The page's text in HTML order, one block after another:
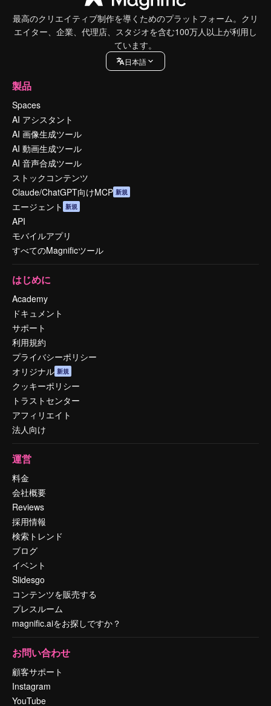
最高のクリエイティブ制作を導くためのプラットフォーム。クリ
エイター、企業、代理店、スタジオを含む100万人以上が利用し
ています。
日本語
製品
Spaces
AI アシスタント
AI 画像生成ツール
AI 動画生成ツール
AI 音声合成ツール
ストックコンテンツ
Claude/ChatGPT向けMCP 新規
エージェント 新規
API
モバイルアプリ
すべてのMagnificツール
はじめに
Academy
ドキュメント
サポート
利用規約
プライバシーポリシー
オリジナル 新規
クッキーポリシー
トラストセンター
アフィリエイト
法人向け
運営
料金
会社概要
Reviews
採用情報
検索トレンド
ブログ
イベント
Slidesgo
コンテンツを販売する
プレスルーム
magnific.aiをお探しですか？
お問い合わせ
顧客サポート
Instagram
YouTube